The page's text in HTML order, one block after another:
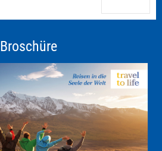
Broschüre